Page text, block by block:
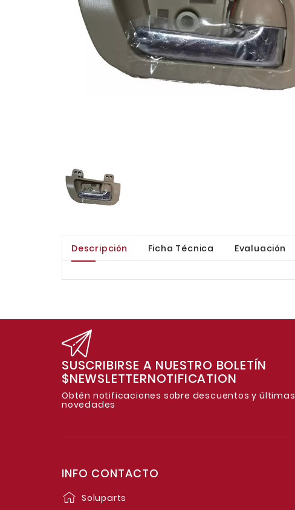
Descripción Ficha Técnica Evaluación
SUSCRIBIRSE A NUESTRO BOLETÍN
$NEWSLETTERNOTIFICATION
Obtén notificaciones sobre descuentos y últimas
novedades
INFO CONTACTO
Soluparts